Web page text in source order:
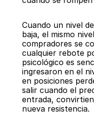
Cuando un nivel
baja, el mismo
compradores se
cualquier rebote
psicológico es
ingresaron en el
en posiciones
salir cuando el
entrada,
nueva resistencia.